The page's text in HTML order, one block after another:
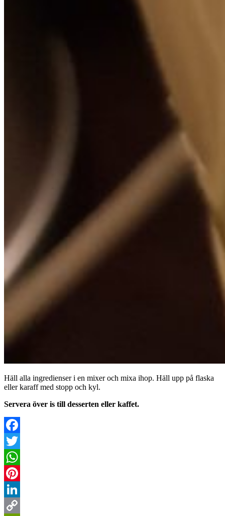
Häll alla ingredienser i en mixer och mixa ihop. Häll upp på flaska
eller karaff med stopp och kyl.
Servera över is till desserten eller kaffet.
Facebook
Twitter
WhatsApp
Pinterest
LinkedIn